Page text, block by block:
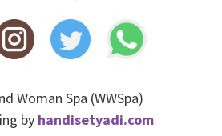
Woman Spa (WWSpa)
by handisetyadi.com